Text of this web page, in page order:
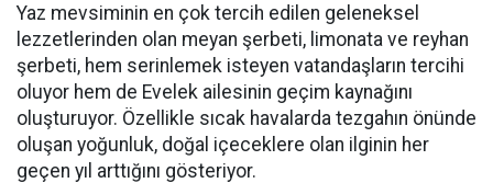
Yaz mevsiminin en çok tercih edilen geleneksel
lezzetlerinden olan meyan şerbeti, limonata ve reyhan
şerbeti, hem serinlemek isteyen vatandaşların tercihi
oluyor hem de Evelek ailesinin geçim kaynağını
oluşturuyor. Özellikle sıcak havalarda tezgahın önünde
oluşan yoğunluk, doğal içeceklere olan ilginin her
geçen yıl arttığını gösteriyor.